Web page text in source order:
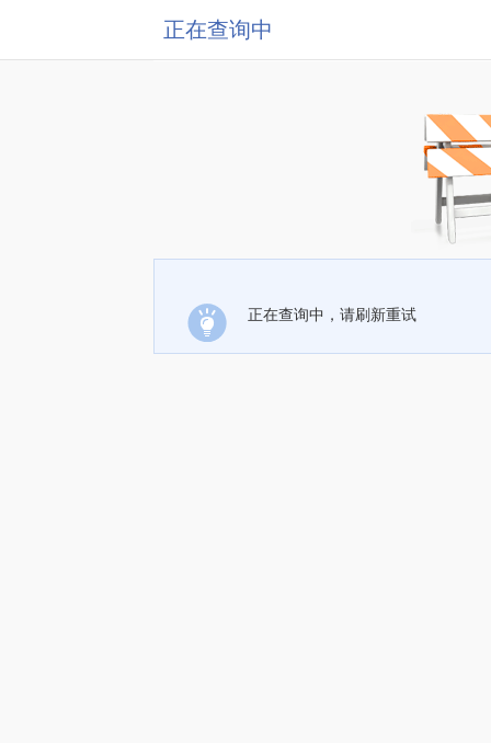
正在查询中
正在查询中，请刷新重试